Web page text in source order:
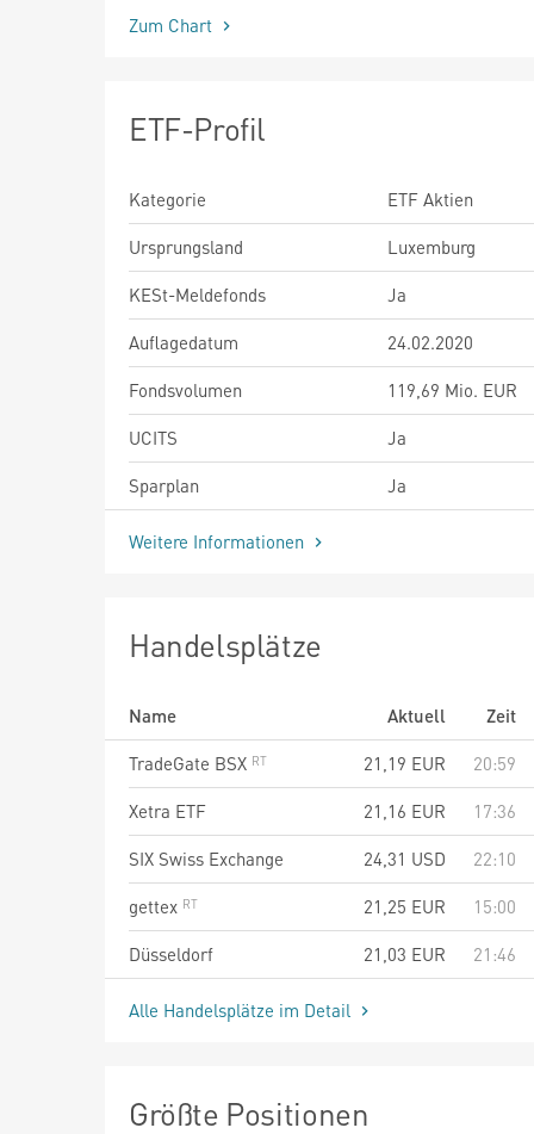
Zum Chart
ETF-Profil
Kategorie
ETF Aktien
Ursprungsland
Luxemburg
KESt-Meldefonds
Ja
Auflagedatum
24.02.2020
Fondsvolumen
119,69 Mio. EUR
UCITS
Ja
Sparplan
Ja
Weitere Informationen
Handelsplätze
Name Aktuell
Zeit
TradeGate BSX
21,19 EUR
20:59
Xetra ETF
21,16 EUR
17:36
SIX Swiss Exchange
24,31 USD
22:10
gettex
21,25 EUR
15:00
Düsseldorf
21,03 EUR 21:46
Alle Handelsplätze im Detail
Größte Positionen